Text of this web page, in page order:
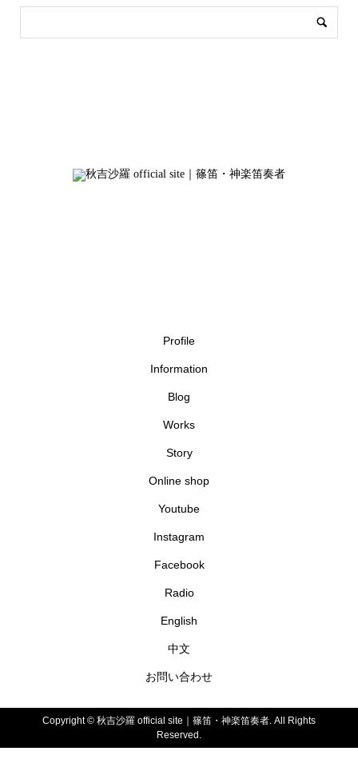
Profile
Information
Blog
Works
Story
Online shop
Youtube
Instagram
Facebook
Radio
English
中文
お問い合わせ
Copyright © 秋吉沙羅 official site｜篠笛・神楽笛奏者. All Rights
Reserved.